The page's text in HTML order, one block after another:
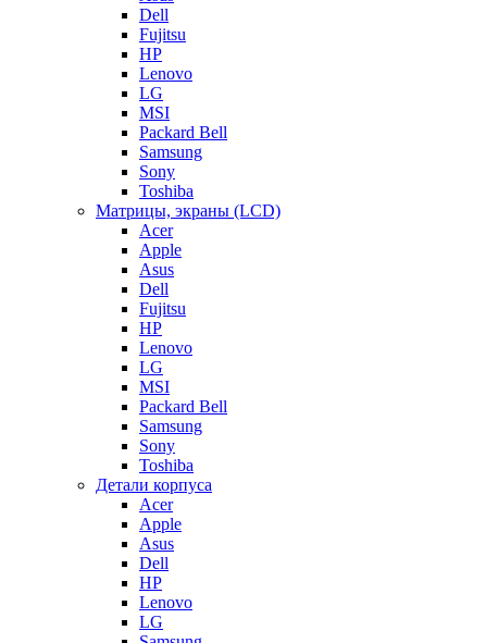
Dell
Fujitsu
HP
Lenovo
LG
MSI
Packard Bell
Samsung
Sony
Toshiba
Матрицы, экраны (LCD)
Acer
Apple
Asus
Dell
Fujitsu
HP
Lenovo
LG
MSI
Packard Bell
Samsung
Sony
Toshiba
Детали корпуса
Acer
Apple
Asus
Dell
HP
Lenovo
LG